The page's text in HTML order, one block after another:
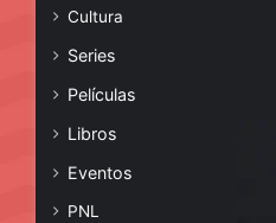
Cultura
Series
Películas
Libros
Eventos
PNL